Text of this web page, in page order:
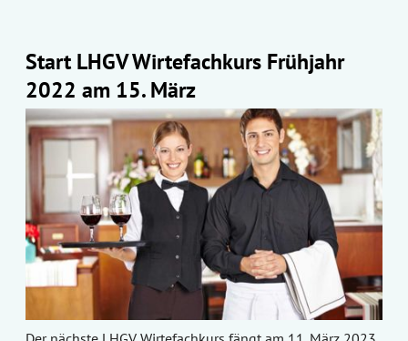
Start LHGV Wirtefachkurs Frühjahr
2022 am 15. März